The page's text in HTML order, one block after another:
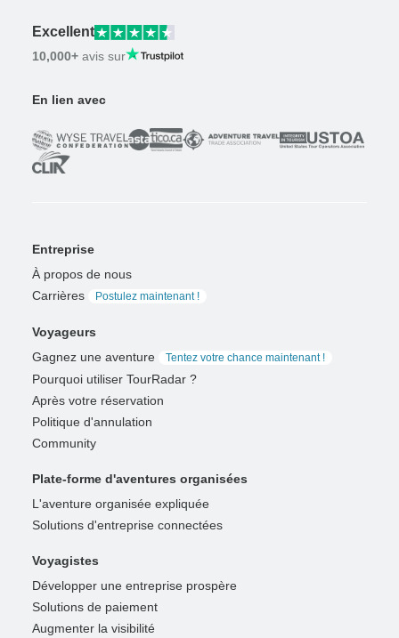
Excellent
10,000+ avis sur
En lien avec
Entreprise
À propos de nous
Carrières
Postulez maintenant !
Voyageurs
Gagnez une aventure
Tentez votre chance maintenant !
Pourquoi utiliser TourRadar ?
Après votre réservation
Politique d'annulation
Community
Plate-forme d'aventures organisées
L'aventure organisée expliquée
Solutions d'entreprise connectées
Voyagistes
Développer une entreprise prospère
Solutions de paiement
Augmenter la visibilité